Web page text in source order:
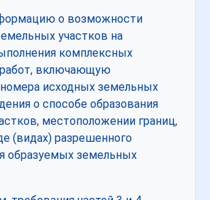
о возможности
участков на
комплексных
включающую
исходных земельных
о способе образования
местоположении границ,
(видах) разрешенного
образуемых земельных